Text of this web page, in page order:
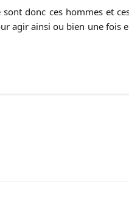
donc ces hommes et
agir ainsi ou bien une fois